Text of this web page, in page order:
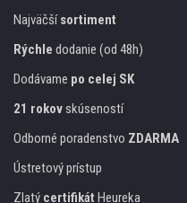
Najväčšísortiment
Rýchle dodanie (od 48h)
Dodávame po celej SK
21 rokovskúseností
Odborné poradenstvo ZDARMA
Ústretový prístup
Zlatý certifikát Heureka